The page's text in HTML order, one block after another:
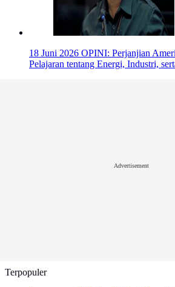
18 Juni 2026 OPINI: Perjanjian
Pelajaran tentang Energi, Industri,
Advertisement
Terpopuler